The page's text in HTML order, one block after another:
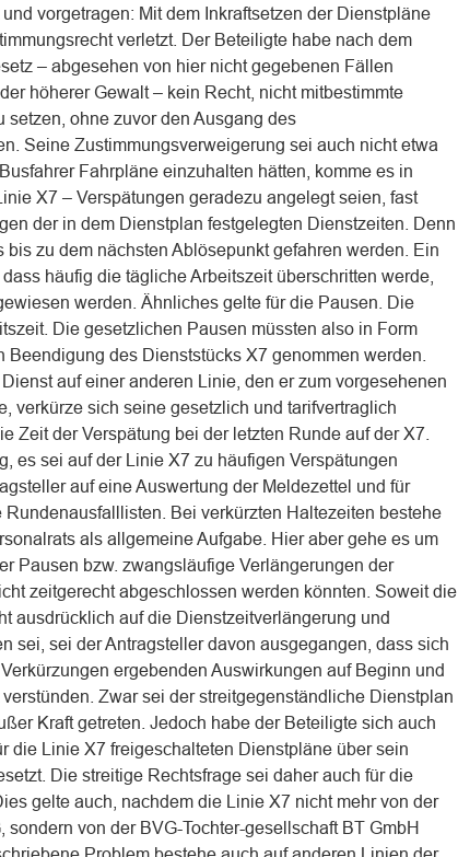
vorgetragen: Mit dem Inkraftsetzen der Dienstpläne
verletzt. Der Beteiligte habe nach dem
– abgesehen von hier nicht gegebenen Fällen
höherer Gewalt – kein Recht, nicht mitbestimmte
setzen, ohne zuvor den Ausgang des
Seine Zustimmungsverweigerung sei auch nicht etwa
Fahrpläne einzuhalten hätten, komme es in
X7 – Verspätungen geradezu angelegt seien, fast
der in dem Dienstplan festgelegten Dienstzeiten. Denn
zu dem nächsten Ablösepunkt gefahren werden. Ein
häufig die tägliche Arbeitszeit überschritten werde,
werden. Ähnliches gelte für die Pausen. Die
Die gesetzlichen Pausen müssten also in Form
des Dienststücks X7 genommen werden.
auf einer anderen Linie, den er zum vorgesehenen
verkürze sich seine gesetzlich und tarifvertraglich
Zeit der Verspätung bei der letzten Runde auf der X7.
es sei auf der Linie X7 zu häufigen Verspätungen
auf eine Auswertung der Meldezettel und für
Bei verkürzten Haltezeiten bestehe
als allgemeine Aufgabe. Hier aber gehe es um
Pausen bzw. zwangsläufige Verlängerungen der
zeitgerecht abgeschlossen werden könnten. Soweit die
ausdrücklich auf die Dienstzeitverlängerung und
sei, sei der Antragsteller davon ausgegangen, dass sich
ergebenden Auswirkungen auf Beginn und
Zwar sei der streitgegenständliche Dienstplan
Kraft getreten. Jedoch habe der Beteiligte sich auch
die Linie X7 freigeschalteten Dienstpläne über sein
Die streitige Rechtsfrage sei daher auch für die
gelte auch, nachdem die Linie X7 nicht mehr von der
von der BVG-Tochter-gesellschaft BT GmbH